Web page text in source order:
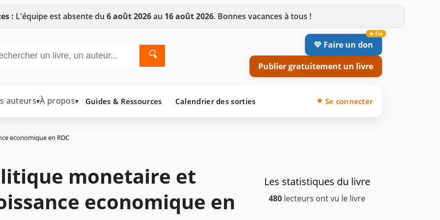
: L'équipe est absente du 6 août 2026au 16 août 2026. Bonnes vacances à tous !
🔍
💛 Faire un don
Publier gratuitement un livre
auteurs▾À propos▾ Guides & Ressources Calendrier des sorties Se connecter
economique en RDC
monetaire et
economique en
Les statistiques du livre
480 lecteurs ont vu le livre